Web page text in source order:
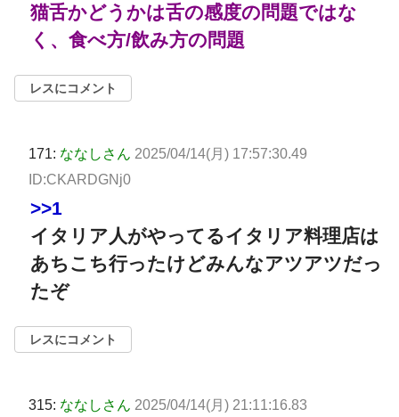
猫舌かどうかは舌の感度の問題ではな
く、食べ方/飲み方の問題
レスにコメント
171: ななしさん 2025/04/14(月) 17:57:30.49
ID:CKARDGNj0
>>1
イタリア人がやってるイタリア料理店は
あちこち行ったけどみんなアツアツだっ
たぞ
レスにコメント
315: ななしさん 2025/04/14(月) 21:11:16.83